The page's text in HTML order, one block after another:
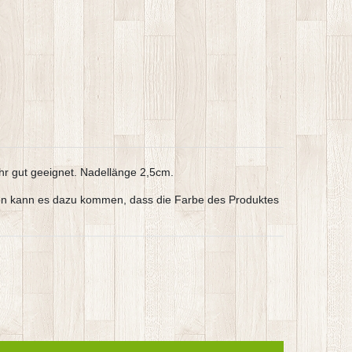
gut geeignet. Nadellänge 2,5cm.
kann es dazu kommen, dass die Farbe des Produktes